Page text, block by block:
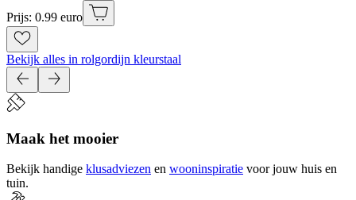
Prijs: 0.99 euro
Bekijk alles in rolgordijn kleurstaal
Maak het mooier
Bekijk handige klusadviezen en wooninspiratie voor jouw huis en
tuin.